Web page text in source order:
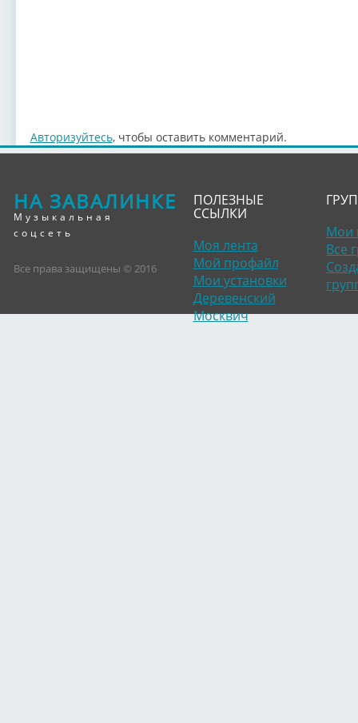
Авторизуйтесь, чтобы оставить комментарий.
НА ЗАВАЛИНКЕ
Музыкальная
соцсеть
Все права защищены © 2016
ПОЛЕЗНЫЕ
ССЫЛКИ
Моя лента
Мой профайл
Мои установки
Деревенский
Москвич
Мои
Все